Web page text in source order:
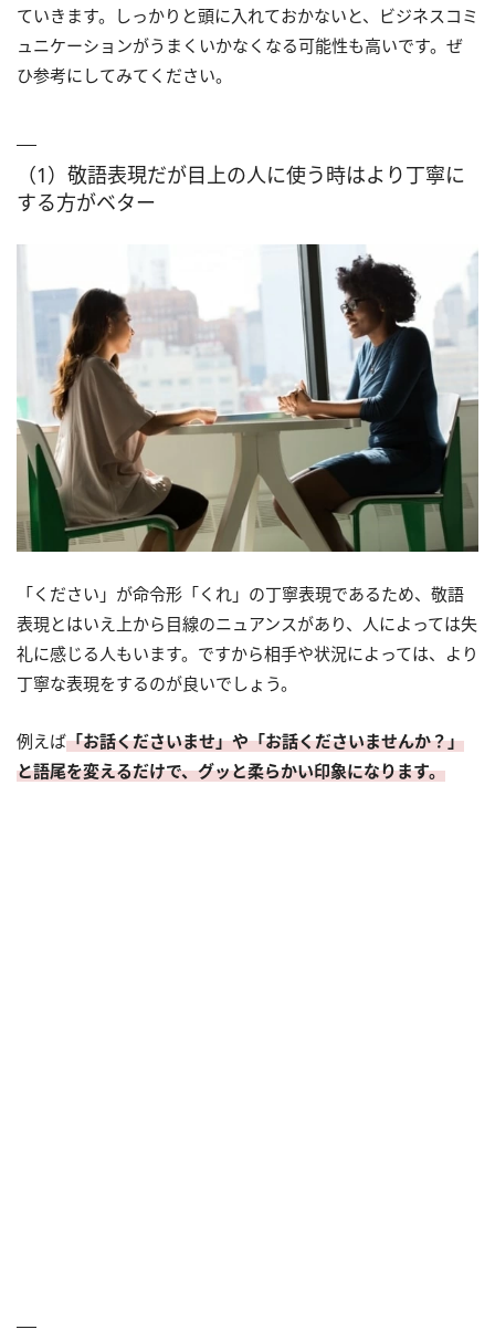
ていきます。しっかりと頭に入れておかないと、ビジネスコミ
ュニケーションがうまくいかなくなる可能性も高いです。ぜ
ひ参考にしてみてください。
（1）敬語表現だが目上の人に使う時はより丁寧に
する方がベター
「ください」が命令形「くれ」の丁寧表現であるため、敬語
表現とはいえ上から目線のニュアンスがあり、人によっては失
礼に感じる人もいます。ですから相手や状況によっては、より
丁寧な表現をするのが良いでしょう。
例えば「お話くださいませ」や「お話くださいませんか？」
と語尾を変えるだけで、グッと柔らかい印象になります。